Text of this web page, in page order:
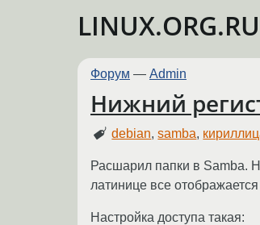
LINUX.ORG.RU
Форум — Admin
Нижний
debian,samba,
Расшарил папки в Samba.
латинице все
Настройка доступа такая: